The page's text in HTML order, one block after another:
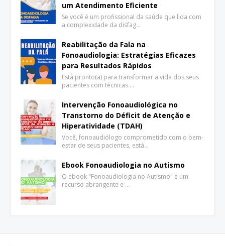
um Atendimento Eficiente
Se você é um profissional da saúde que lida com
a complexidade da disfag…
Reabilitação da Fala na
Fonoaudiologia: Estratégias Eficazes
para Resultados Rápidos
Está pronto(a) para transformar a vida dos seus
pacientes com técnicas …
Intervenção Fonoaudiológica no
Transtorno do Déficit de Atenção e
Hiperatividade (TDAH)
Você, fonoaudiólogo comprometido com o bem-
estar de seus pacientes, está…
Ebook Fonoaudiologia no Autismo
O ebook "Fonoaudiologia no Autismo" é um
recurso abrangente e …